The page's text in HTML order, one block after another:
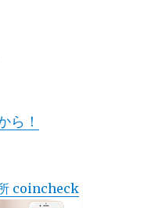
ら！
所 coincheck